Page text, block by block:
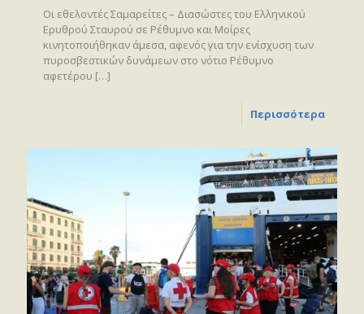
Οι εθελοντές Σαμαρείτες – Διασώστες του Ελληνικού
Ερυθρού Σταυρού σε Ρέθυμνο και Μοίρες
κινητοποιήθηκαν άμεσα, αφενός για την ενίσχυση των
πυροσβεστικών δυνάμεων στο νότιο Ρέθυμνο
αφετέρου […]
Περισσότερα